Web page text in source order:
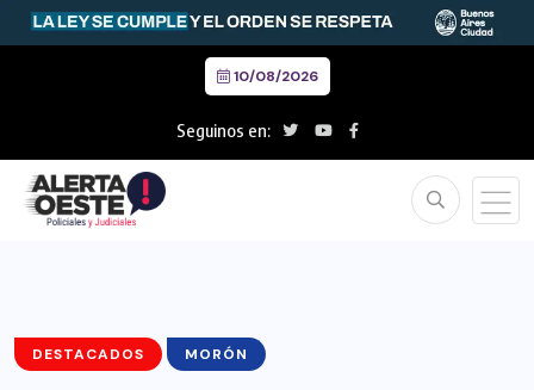
10/08/2026
Seguinos en:
DESTACADOS MORÓN